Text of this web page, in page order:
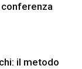
il metodo